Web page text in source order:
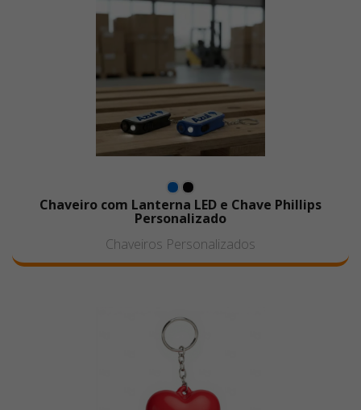
Chaveiro com Lanterna LED e Chave Phillips
Personalizado
Chaveiros Personalizados